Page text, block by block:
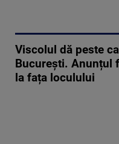
Viscolul dă peste
Bucureşti. Anunțul
la fața loculului